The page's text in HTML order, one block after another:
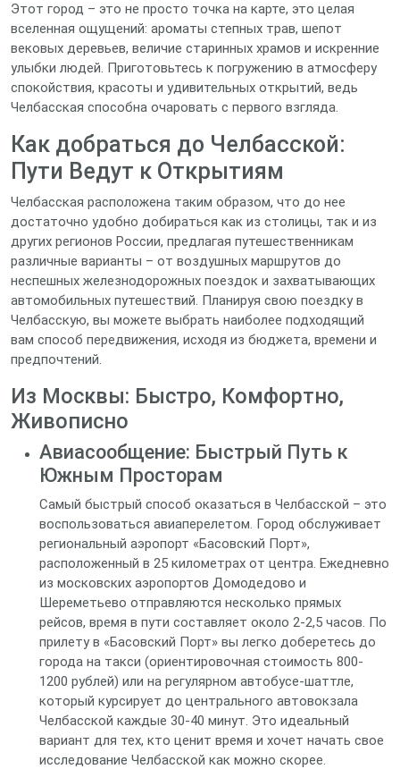
Этот город – это не просто точка на карте, это целая
вселенная ощущений: ароматы степных трав, шепот
вековых деревьев, величие старинных храмов и искренние
улыбки людей. Приготовьтесь к погружению в атмосферу
спокойствия, красоты и удивительных открытий, ведь
Челбасская способна очаровать с первого взгляда.
Как добраться до Челбасской:
Пути Ведут к Открытиям
Челбасская расположена таким образом, что до нее
достаточно удобно добираться как из столицы, так и из
других регионов России, предлагая путешественникам
различные варианты – от воздушных маршрутов до
неспешных железнодорожных поездок и захватывающих
автомобильных путешествий. Планируя свою поездку в
Челбасскую, вы можете выбрать наиболее подходящий
вам способ передвижения, исходя из бюджета, времени и
предпочтений.
Из Москвы: Быстро, Комфортно,
Живописно
Авиасообщение: Быстрый Путь к
Южным Просторам
Самый быстрый способ оказаться в Челбасской – это
воспользоваться авиаперелетом. Город обслуживает
региональный аэропорт «Басовский Порт»,
расположенный в 25 километрах от центра. Ежедневно
из московских аэропортов Домодедово и
Шереметьево отправляются несколько прямых
рейсов, время в пути составляет около 2-2,5 часов. По
прилету в «Басовский Порт» вы легко доберетесь до
города на такси (ориентировочная стоимость 800-
1200 рублей) или на регулярном автобусе-шаттле,
который курсирует до центрального автовокзала
Челбасской каждые 30-40 минут. Это идеальный
вариант для тех, кто ценит время и хочет начать свое
исследование Челбасской как можно скорее.